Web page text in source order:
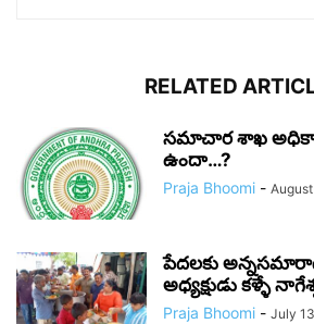
RELATED
సమాచార శాఖ
ఉందా…?
Praja Bhoomi -
పేదలకు
అధ్యక్షుడు కళ్ళే
Praja Bhoomi - July